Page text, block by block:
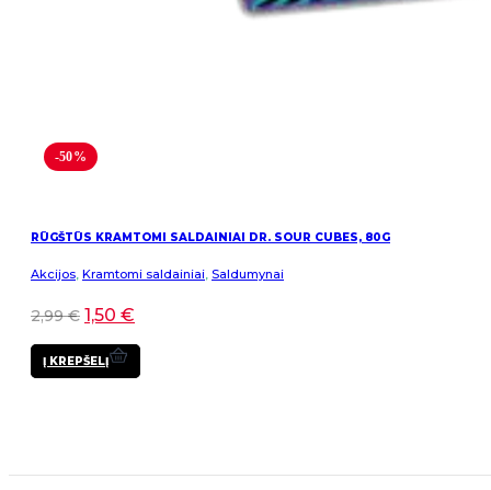
-50%
RŪGŠTŪS KRAMTOMI SALDAINIAI DR. SOUR CUBES, 80G
Akcijos, Kramtomi saldainiai, Saldumynai
2,99€ 1,50 €
Į KREPŠELĮ